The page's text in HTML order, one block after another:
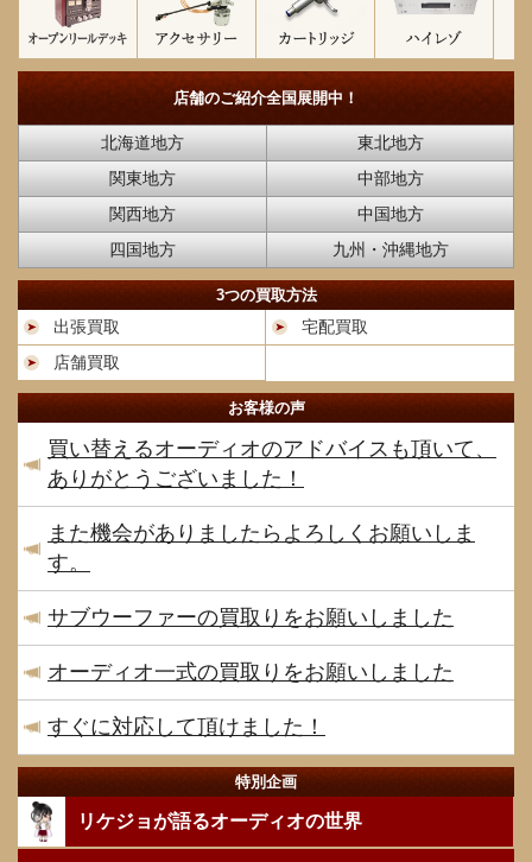
店舗のご紹介全国展開中！
北海道地方
東北地方
関東地方
中部地方
関西地方
中国地方
四国地方
九州・沖縄地方
3つの買取方法
出張買取
宅配買取
店舗買取
お客様の声
買い替えるオーディオのアドバイスも頂いて、
ありがとうございました！
また機会がありましたらよろしくお願いしま
す。
サブウーファーの買取りをお願いしました
オーディオ一式の買取りをお願いしました
すぐに対応して頂けました！
特別企画
リケジョが語るオーディオの世界